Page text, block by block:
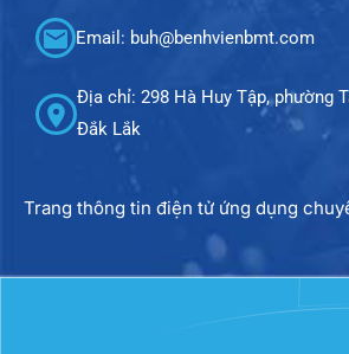
Email: buh@benhvienbmt.com
Địa chỉ: 298 Hà Huy Tập, phường
Đắk Lắk
Trang thông tin điện tử ứng dụng